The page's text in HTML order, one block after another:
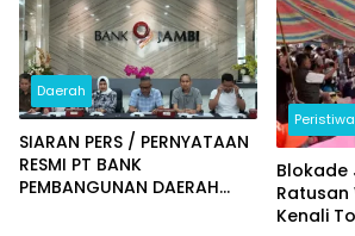
Daerah
SIARAN PERS / PERNYATAAN
RESMI PT BANK
PEMBANGUNAN DAERAH
Peristiwa
Blokade
Ratusan
Kenali